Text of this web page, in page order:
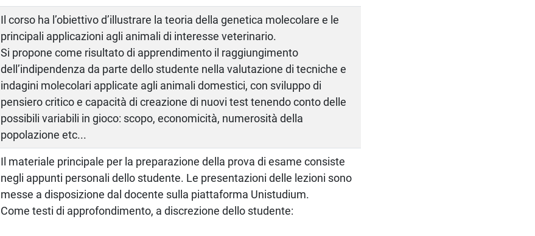
Il corso ha l’obiettivo d’illustrare la teoria della genetica molecolare e le
principali applicazioni agli animali di interesse veterinario.
Si propone come risultato di apprendimento il raggiungimento
dell’indipendenza da parte dello studente nella valutazione di tecniche e
indagini molecolari applicate agli animali domestici, con sviluppo di
pensiero critico e capacità di creazione di nuovi test tenendo conto delle
possibili variabili in gioco: scopo, economicità, numerosità della
popolazione etc...
Il materiale principale per la preparazione della prova di esame consiste
negli appunti personali dello studente. Le presentazioni delle lezioni sono
messe a disposizione dal docente sulla piattaforma Unistudium.
Come testi di approfondimento, a discrezione dello studente: